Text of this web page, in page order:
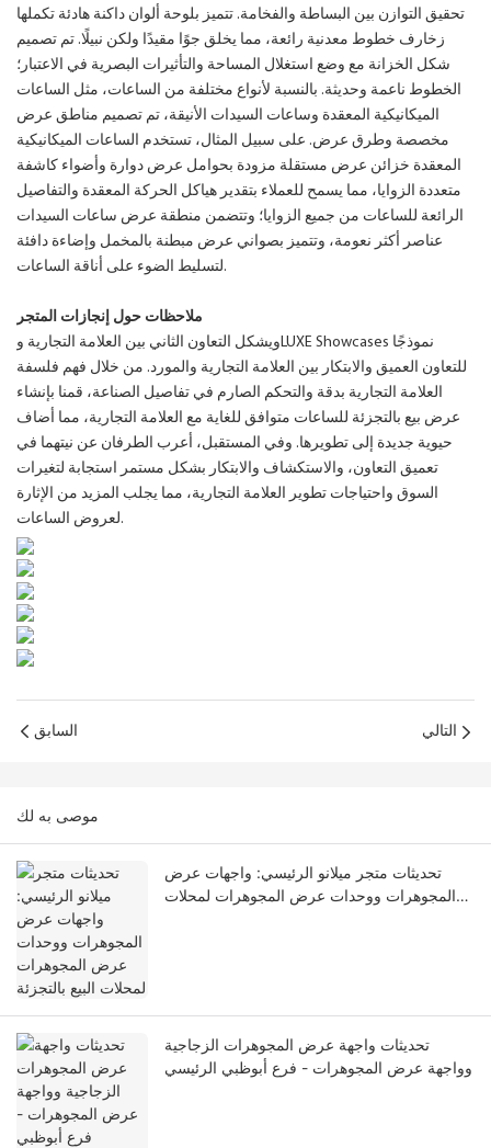
تحقيق التوازن بين البساطة والفخامة. تتميز بلوحة ألوان داكنة هادئة تكملها
زخارف خطوط معدنية رائعة، مما يخلق جوًا مقيدًا ولكن نبيلًا. تم تصميم
شكل الخزانة مع وضع استغلال المساحة والتأثيرات البصرية في الاعتبار؛
الخطوط ناعمة وحديثة. بالنسبة لأنواع مختلفة من الساعات، مثل الساعات
الميكانيكية المعقدة وساعات السيدات الأنيقة، تم تصميم مناطق عرض
مخصصة وطرق عرض. على سبيل المثال، تستخدم الساعات الميكانيكية
المعقدة خزائن عرض مستقلة مزودة بحوامل عرض دوارة وأضواء كاشفة
متعددة الزوايا، مما يسمح للعملاء بتقدير هياكل الحركة المعقدة والتفاصيل
الرائعة للساعات من جميع الزوايا؛ وتتضمن منطقة عرض ساعات السيدات
عناصر أكثر نعومة، وتتميز بصواني عرض مبطنة بالمخمل وإضاءة دافئة
لتسليط الضوء على أناقة الساعات.
ملاحظات حول إنجازات المتجر
ويشكل التعاون الثاني بين العلامة التجارية وLUXE Showcases نموذجًا
للتعاون العميق والابتكار بين العلامة التجارية والمورد. من خلال فهم فلسفة
العلامة التجارية بدقة والتحكم الصارم في تفاصيل الصناعة، قمنا بإنشاء
عرض بيع بالتجزئة للساعات متوافق للغاية مع العلامة التجارية، مما أضاف
حيوية جديدة إلى تطويرها. وفي المستقبل، أعرب الطرفان عن نيتهما في
تعميق التعاون، والاستكشاف والابتكار بشكل مستمر استجابة لتغيرات
السوق واحتياجات تطوير العلامة التجارية، مما يجلب المزيد من الإثارة
لعروض الساعات.
السابق التالي
موصى به لك
تحديثات متجر ميلانو الرئيسي: واجهات عرض
المجوهرات ووحدات عرض المجوهرات لمحلات
تحديثات واجهة عرض المجوهرات الزجاجية
وواجهة عرض المجوهرات - فرع أبوظبي الرئيسي